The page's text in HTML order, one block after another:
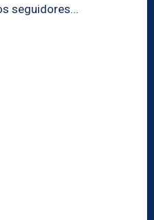
seguidores...